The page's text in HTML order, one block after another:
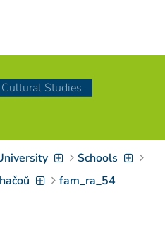
8]
springen
2
springen
4]
[ Access-Key
Studies
Schools
fam_ra_54